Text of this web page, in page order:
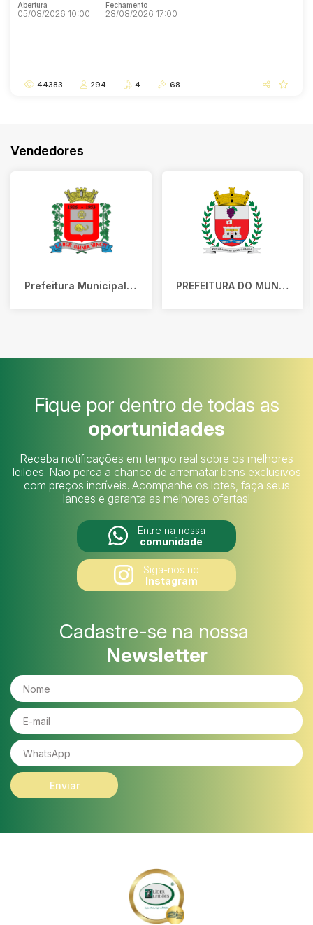
Abertura
05/08/2026 10:00
Fechamento
28/08/2026 17:00
44383 294 4 68
Vendedores
Prefeitura Municipal de Ferraz de Vasconcelos PREFEITURA DO MUNICIPIO DE VINHEDO
Fique por dentro de todas as
oportunidades
Receba notificações em tempo real sobre os melhores
leilões. Não perca a chance de arrematar bens exclusivos
com preços incríveis. Acompanhe os lotes, faça seus
lances e garanta as melhores ofertas!
Entre na nossa
comunidade
Siga-nos no
Instagram
Cadastre-se na nossa
Newsletter
Enviar